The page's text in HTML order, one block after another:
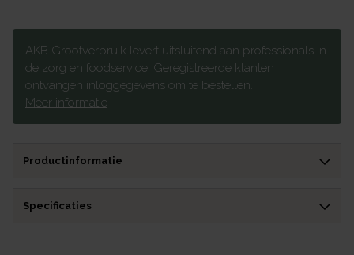
AKB Grootverbruik levert uitsluitend aan professionals in
de zorg en foodservice. Geregistreerde klanten
ontvangen inloggegevens om te bestellen.
Meer informatie
Productinformatie
Specificaties